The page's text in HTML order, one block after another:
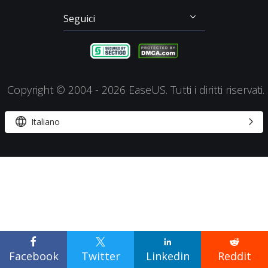

Facebook

Twitter

Linkedin

Reddit
Seguici
  
Copyright © 2004 - 2026 EaseUS. Tutti i diritti riservati.
 Italiano 